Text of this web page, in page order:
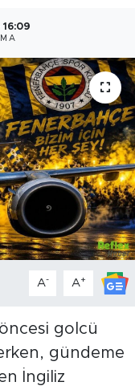
A- A+
golcü
gündeme
İngiliz